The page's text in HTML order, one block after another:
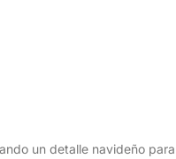
un detalle navideño para